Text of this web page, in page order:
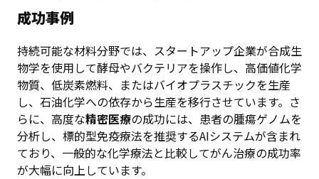
成功事例
持続可能な材料分野では、スタートアップ企業が合成生
物学を使用して酵母やバクテリアを操作し、高価値化学
物質、低炭素燃料、またはバイオプラスチックを生産
し、石油化学への依存から生産を移行させています。さ
らに、高度な精密医療の成功には、患者の腫瘍ゲノムを
分析し、標的型免疫療法を推奨するAIシステムが含まれ
ており、一般的な化学療法と比較してがん治療の成功率
が大幅に向上しています。